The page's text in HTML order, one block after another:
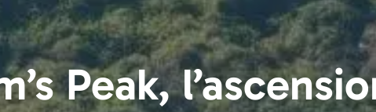
Peak,